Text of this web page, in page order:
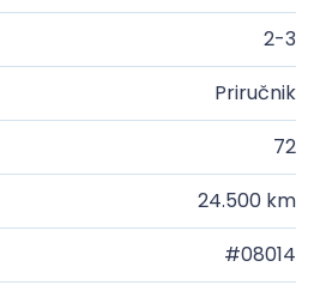
2-3
Priručnik
72
24.500 km
#08014